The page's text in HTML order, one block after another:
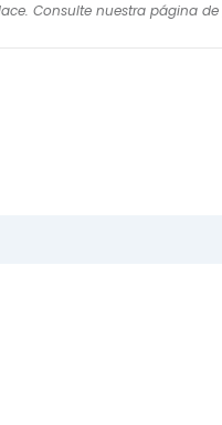
Consulte nuestra página de